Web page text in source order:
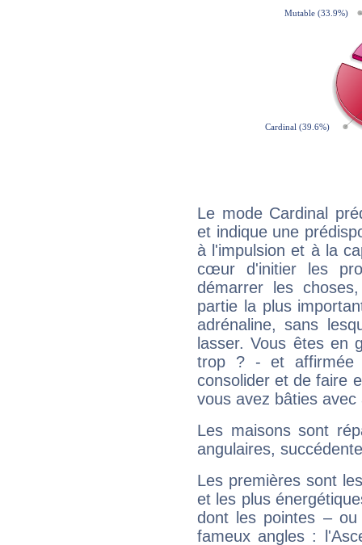
Le mode Cardinal
et indique une
à l'impulsion et à la
cœur d'initier les
démarrer les
partie la plus
adrénaline, sans
lasser. Vous êtes en
trop ? - et affirmée
consolider et de faire
vous avez bâties avec
Les maisons sont
angulaires,
Les premières sont
et les plus
dont les pointes –
fameux angles :